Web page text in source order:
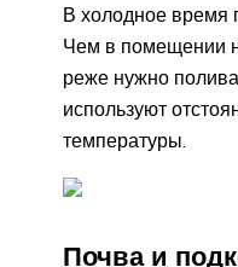
В холодное время
Чем в помещении
реже нужно
используют
температуры.
Почва и